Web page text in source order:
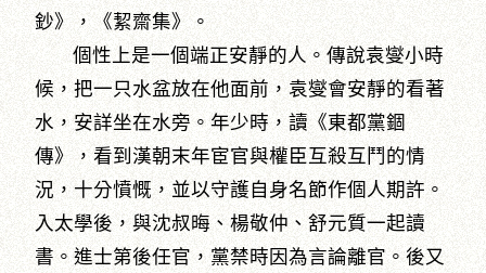
鈔》，《絜齋集》。
個性上是一個端正安靜的人。傳說袁燮小時
候，把一只水盆放在他面前，袁燮會安靜的看著
水，安詳坐在水旁。年少時，讀《東都黨錮
傳》，看到漢朝末年宦官與權臣互殺互鬥的情
況，十分憤慨，並以守護自身名節作個人期許。
入太學後，與沈叔晦、楊敬仲、舒元質一起讀
書。進士第後任官，黨禁時因為言論離官。後又